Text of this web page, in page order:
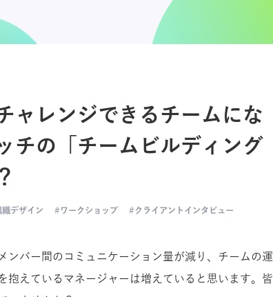
ャレンジできるチームにな
の「チームビルディング
織デザイン ワークショップ クライアントインタビュー
ンバー間のコミュニケーション量が減り、チームの運
えているマネージャーは増えていると思います。皆